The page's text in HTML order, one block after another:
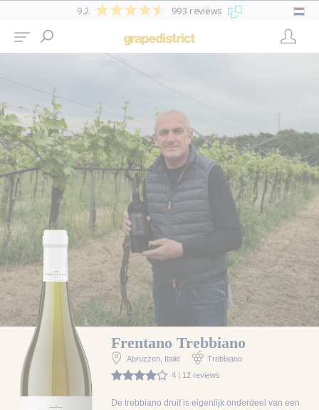
9.2 993 reviews
Frentano Trebbiano
Abruzzen, Italië
Trebbiano
4 | 12 reviews
De trebbiano druif is eigenlijk onderdeel van een